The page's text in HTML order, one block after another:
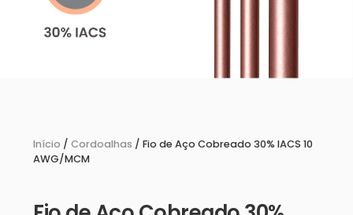
Início / Cordoalhas / Fio de Aço Cobreado 30% IACS 10
AWG/MCM